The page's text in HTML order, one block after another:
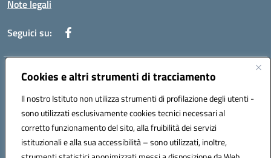
Cookies e altri strumenti di tracciamento
Il nostro Istituto non utilizza strumenti di profilazione degli utenti -
sono utilizzati esclusivamente cookies tecnici necessari al
corretto funzionamento del sito, alla fruibilità dei servizi
istituzionali e alla sua accessibilità – sono utilizzati, inoltre,
Note legali
Seguici su:
Indirizzo:Via Rimembranza,33 – 81020 Casapulla (CE)
Posta elettronica certificata (PEC):ceic82800v@pec.istruzione.it
Codice fiscale: 94007130613
Codice meccanografico: CEIC82800V